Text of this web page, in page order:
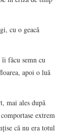
cu o geacă
îi făcu semn cu
apoi o luă
mai ales după
extrem
că nu era totul